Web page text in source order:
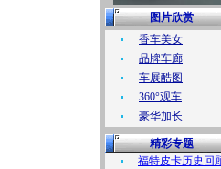
图片欣赏
香车美女
品牌车廊
车展酷图
360°观车
豪华加长
精彩专题
福特皮卡历史回